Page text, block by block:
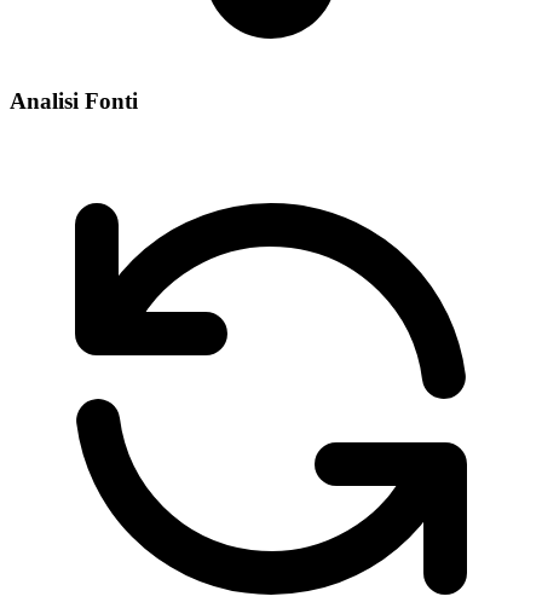
Analisi Fonti